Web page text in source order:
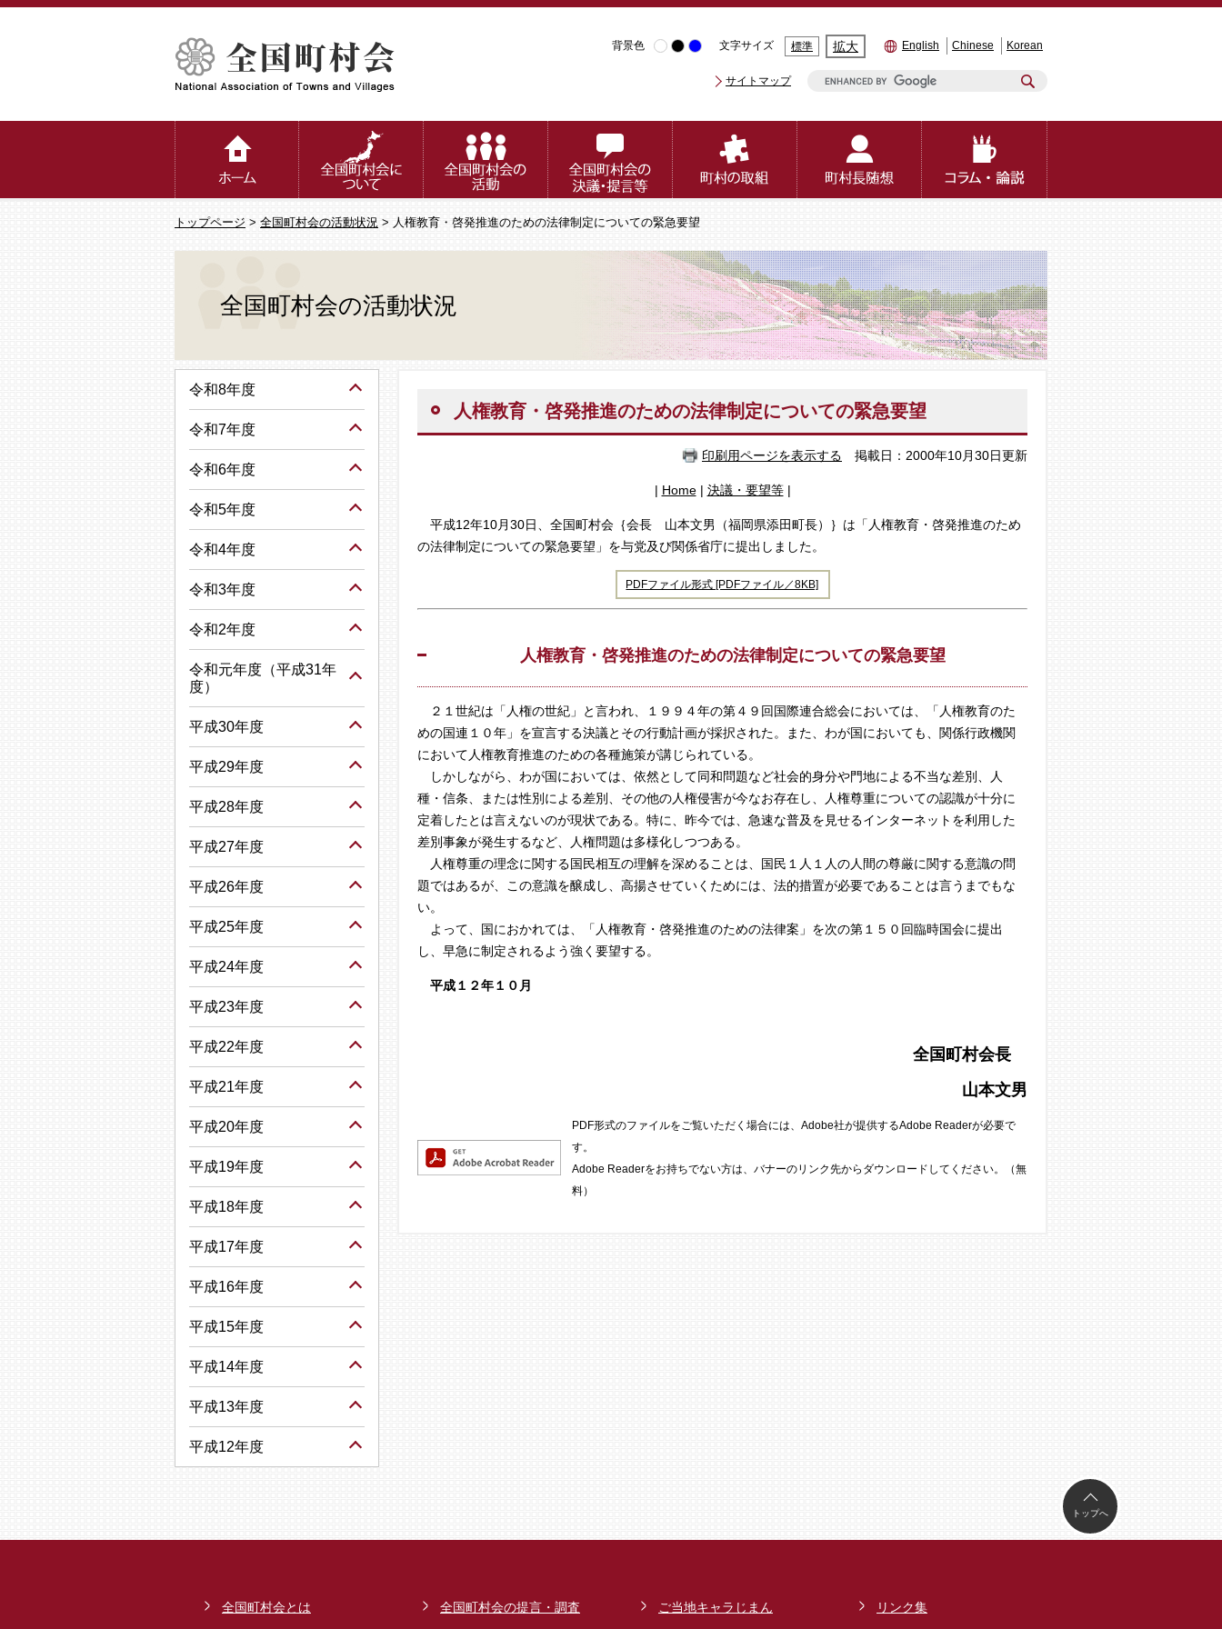
背景色 文字サイズ 標準 拡大 English Chinese Korean
サイトマップ
トップページ > 全国町村会の活動状況 > 人権教育・啓発推進のための法律制定についての緊急要望
全国町村会の活動状況
人権教育・啓発推進のための法律制定についての緊急要望
印刷用ページを表示する 掲載日：2000年10月30日更新
| Home| 決議・要望等|
平成12年10月30日、全国町村会｛会長 山本文男（福岡県添田町長）｝は「人権教育・啓発推進のため
の法律制定についての緊急要望」を与党及び関係省庁に提出しました。
PDFファイル形式 [PDFファイル／8KB]
人権教育・啓発推進のための法律制定についての緊急要望
２１世紀は「人権の世紀」と言われ、１９９４年の第４９回国際連合総会においては、「人権教育のた
めの国連１０年」を宣言する決議とその行動計画が採択された。また、わが国においても、関係行政機関
において人権教育推進のための各種施策が講じられている。
しかしながら、わが国においては、依然として同和問題など社会的身分や門地による不当な差別、人
種・信条、または性別による差別、その他の人権侵害が今なお存在し、人権尊重についての認識が十分に
定着したとは言えないのが現状である。特に、昨今では、急速な普及を見せるインターネットを利用した
差別事象が発生するなど、人権問題は多様化しつつある。
人権尊重の理念に関する国民相互の理解を深めることは、国民１人１人の人間の尊厳に関する意識の問
題ではあるが、この意識を醸成し、高揚させていくためには、法的措置が必要であることは言うまでもな
い。
よって、国におかれては、「人権教育・啓発推進のための法律案」を次の第１５０回臨時国会に提出
し、早急に制定されるよう強く要望する。
平成１２年１０月
全国 町村会長
山本文男
PDF形式のファイルをご覧いただく場合には、Adobe社が提供するAdobe Readerが必要で
す。
Adobe Readerをお持ちでない方は、バナーのリンク先からダウンロードしてください。（無
料）
令和8年度
令和7年度
令和6年度
令和5年度
令和4年度
令和3年度
令和2年度
令和元年度（平成31年
度）
平成30年度
平成29年度
平成28年度
平成27年度
平成26年度
平成25年度
平成24年度
平成23年度
平成22年度
平成21年度
平成20年度
平成19年度
平成18年度
平成17年度
平成16年度
平成15年度
平成14年度
平成13年度
平成12年度
トップへ
全国町村会とは 全国町村会の提言・調査 ご当地キャラじまん リンク集